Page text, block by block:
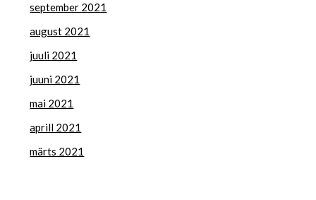
september 2021
august 2021
juuli 2021
juuni 2021
mai 2021
aprill 2021
märts 2021